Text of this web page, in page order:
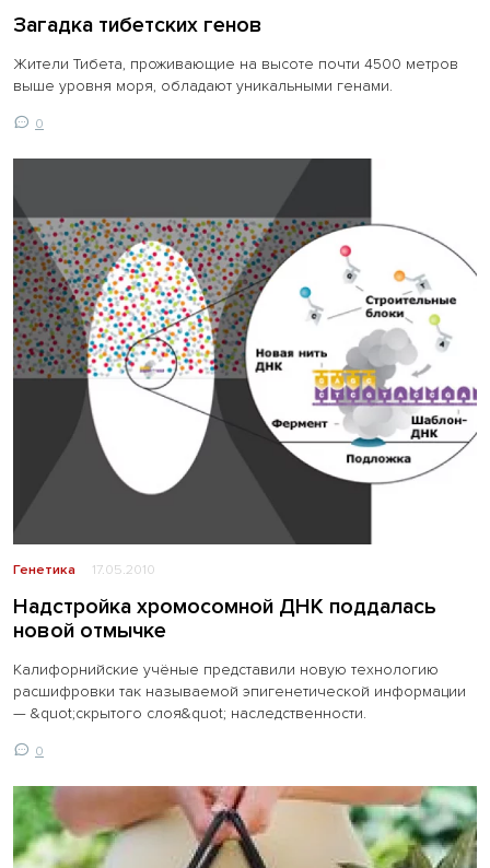
Загадка тибетских генов
Жители Тибета, проживающие на высоте почти 4500 метров
выше уровня моря, обладают уникальными генами.
0
Генетика 17.05.2010
Надстройка хромосомной ДНК поддалась
новой отмычке
Калифорнийские учёные представили новую технологию
расшифровки так называемой эпигенетической информации
— &quot;скрытого слоя&quot; наследственности.
0